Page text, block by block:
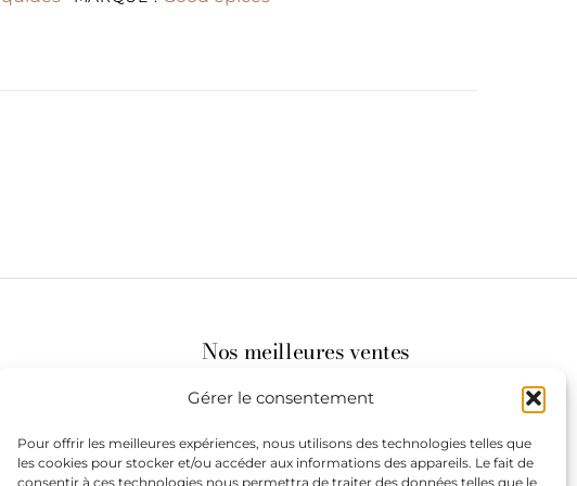
Gérer le consentement
Pour offrir les meilleures expériences, nous utilisons des technologies telles que
les cookies pour stocker et/ou accéder aux informations des appareils. Le fait de
consentir à ces technologies nous permettra de traiter des données telles que le
de produits
pour les
social est à
Nos meilleures ventes